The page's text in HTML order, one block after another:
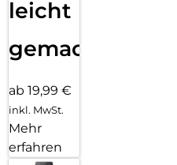
leicht
gemacht!
ab 19,99 €
inkl. MwSt.
Mehr
erfahren